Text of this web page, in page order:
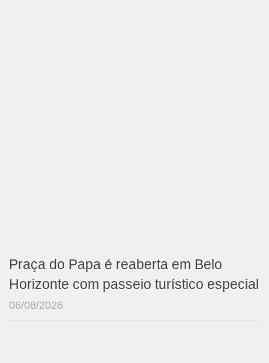
Praça do Papa é reaberta em Belo
Horizonte com passeio turístico especial
06/08/2026